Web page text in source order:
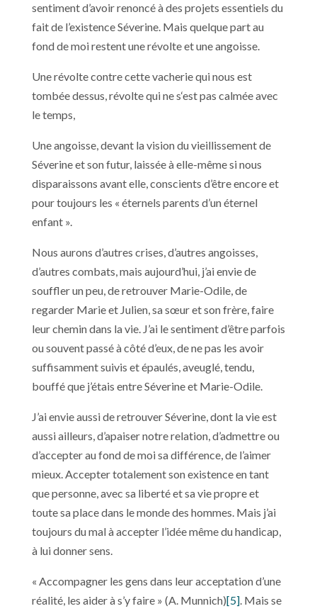
sentiment d’avoir renoncé à des projets essentiels du
fait de l’existence Séverine. Mais quelque part au
fond de moi restent une révolte et une angoisse.
Une révolte contre cette vacherie qui nous est
tombée dessus, révolte qui ne s‘est pas calmée avec
le temps,
Une angoisse, devant la vision du vieillissement de
Séverine et son futur, laissée à elle-même si nous
disparaissons avant elle, conscients d’être encore et
pour toujours les « éternels parents d’un éternel
enfant ».
Nous aurons d’autres crises, d’autres angoisses,
d’autres combats, mais aujourd’hui, j’ai envie de
souffler un peu, de retrouver Marie-Odile, de
regarder Marie et Julien, sa sœur et son frère, faire
leur chemin dans la vie. J’ai le sentiment d’être parfois
ou souvent passé à côté d’eux, de ne pas les avoir
suffisamment suivis et épaulés, aveuglé, tendu,
bouffé que j’étais entre Séverine et Marie-Odile.
J’ai envie aussi de retrouver Séverine, dont la vie est
aussi ailleurs, d’apaiser notre relation, d’admettre ou
d’accepter au fond de moi sa différence, de l’aimer
mieux. Accepter totalement son existence en tant
que personne, avec sa liberté et sa vie propre et
toute sa place dans le monde des hommes. Mais j’ai
toujours du mal à accepter l’idée même du handicap,
à lui donner sens.
« Accompagner les gens dans leur acceptation d’une
réalité, les aider à s’y faire » (A. Munnich)[5]. Mais se